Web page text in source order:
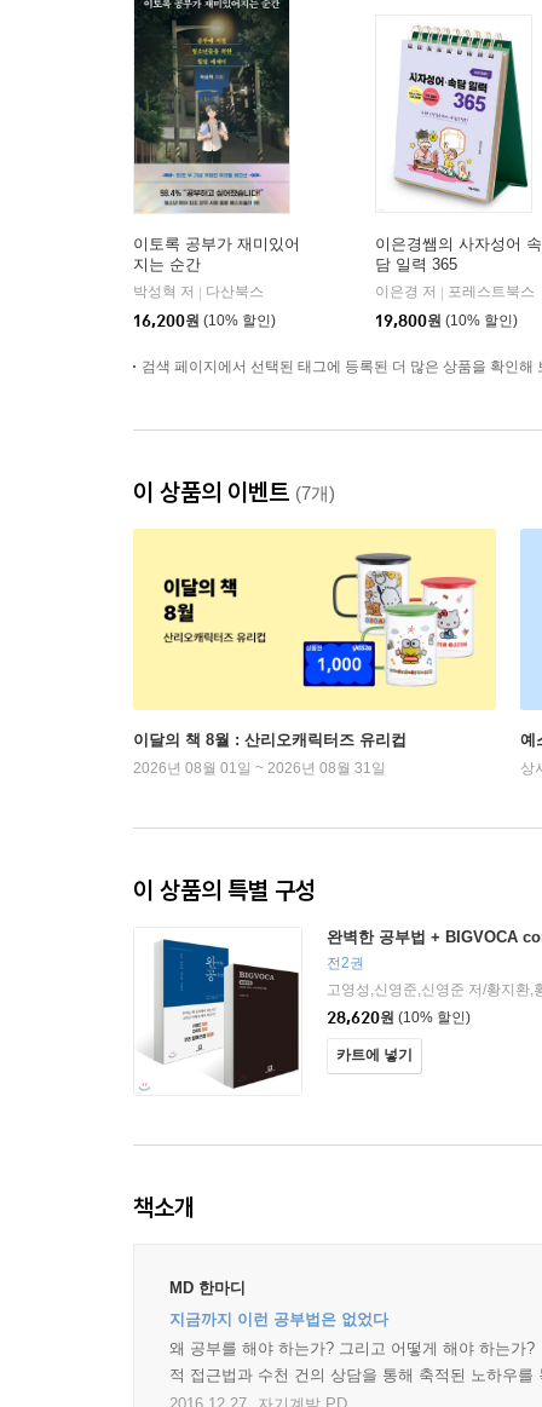
이토록 공부가 재미있어
지는 순간
박성혁 저
다산북스
16,200원 (10% 할인)
이은경쌤의 사자성어 속
담 일력 365
이은경 저
포레스트북스
19,800원 (10% 할인)
검색 페이지에서 선택된 태그에 등록된 더 많은 상품을 확인해
이 상품의 이벤트 (7개)
이달의 책 8월 : 산리오캐릭터즈 유리컵
2026년 08월 01일 ~ 2026년 08월 31일
예
상
이 상품의 특별 구성
완벽한 공부법 + BIGVOCA
전2권
고영성,신영준,신영준 저/황지환,
28,620원 (10% 할인)
카트에 넣기
책소개
MD 한마디
지금까지 이런 공부법은 없었다
왜 공부를 해야 하는가? 그리고 어떻게 해야 하는가
적 접근법과 수천 건의 상담을 통해 축적된 노하우